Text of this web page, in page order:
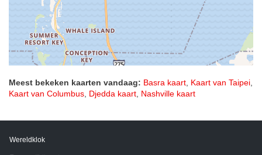
Meest bekeken kaarten vandaag: Basra kaart, Kaart van Taipei,
Kaart van Columbus, Djedda kaart, Nashville kaart
Wereldklok